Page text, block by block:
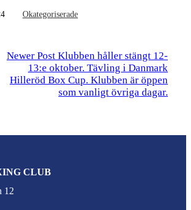
Okategoriserade
Newer Post Klubben håller stängt 12-
13:e oktober. Tävling i Danmark
Hilleröd Box Cup. Klubben är öppen
som vanligt övriga dagar.
CLUB
12